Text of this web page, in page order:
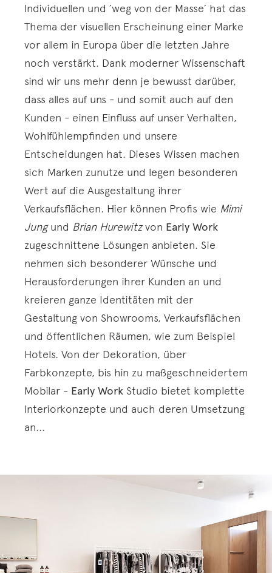
Individuellen und ´weg von der Masse´ hat das
Thema der visuellen Erscheinung einer Marke
vor allem in Europa über die letzten Jahre
noch verstärkt. Dank moderner Wissenschaft
sind wir uns mehr denn je bewusst darüber,
dass alles auf uns - und somit auch auf den
Kunden - einen Einfluss auf unser Verhalten,
Wohlfühlempfinden und unsere
Entscheidungen hat. Dieses Wissen machen
sich Marken zunutze und legen besonderen
Wert auf die Ausgestaltung ihrer
Verkaufsflächen. Hier können Profis wie Mimi
Jungund Brian Hurewitzvon Early Work
zugeschnittene Lösungen anbieten. Sie
nehmen sich besonderer Wünsche und
Herausforderungen ihrer Kunden an und
kreieren ganze Identitäten mit der
Gestaltung von Showrooms, Verkaufsflächen
und öffentlichen Räumen, wie zum Beispiel
Hotels. Von der Dekoration, über
Farbkonzepte, bis hin zu maßgeschneidertem
Mobilar - Early Work Studio bietet komplette
Interiorkonzepte und auch deren Umsetzung
an...